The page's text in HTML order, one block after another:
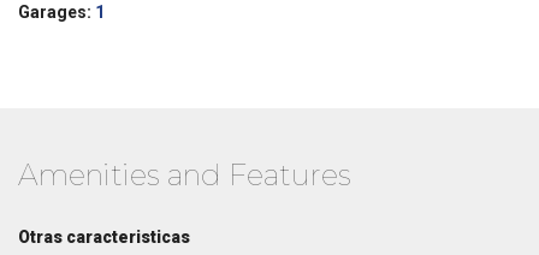
Garages: 1
Amenities and Features
Otras caracteristicas